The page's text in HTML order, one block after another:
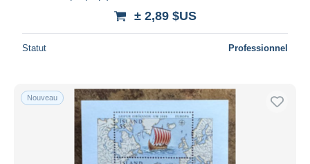
± 2,89 $US
Statut Professionnel
Nouveau